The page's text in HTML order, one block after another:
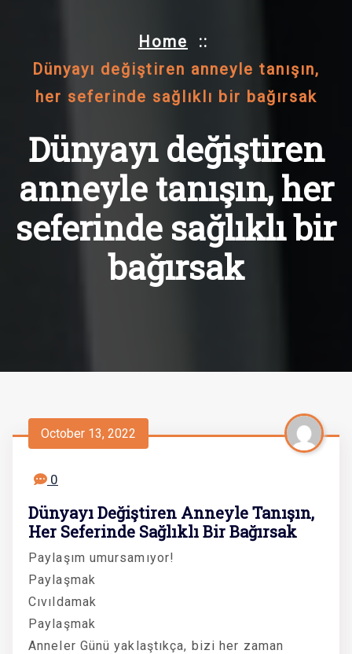
Home ::
Dünyayı değiştiren anneyle tanışın,
her seferinde sağlıklı bir bağırsak
Dünyayı değiştiren
anneyle tanışın, her
seferinde sağlıklı bir
bağırsak
October 13, 2022
0
Dünyayı Değiştiren Anneyle Tanışın,
Her Seferinde Sağlıklı Bir Bağırsak
Paylaşım umursamıyor!
Paylaşmak
Cıvıldamak
Paylaşmak
Anneler Günü yaklaştıkça, bizi her zaman